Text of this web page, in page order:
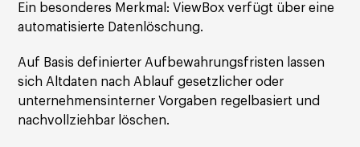
Ein besonderes Merkmal: ViewBox verfügt über eine
automatisierte Datenlöschung.
Auf Basis definierter Aufbewahrungsfristen lassen
sich Altdaten nach Ablauf gesetzlicher oder
unternehmensinterner Vorgaben regelbasiert und
nachvollziehbar löschen.